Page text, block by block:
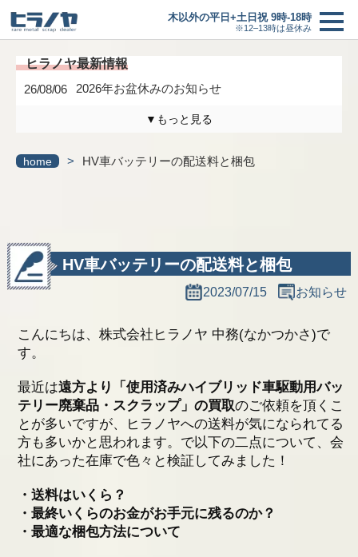
木以外の平日+土日祝 9時-18時
※12–13時は昼休み
買取の流れ
ヒラノヤブログ
会社概要
基板の仕分け
アクセス
採用情報
26/08/06 2026年お盆休みのお知らせ
▼もっと見る
home > HV車バッテリーの配送料と梱包
HV車バッテリーの配送料と梱包
2023/07/15 お知らせ
こんにちは、株式会社ヒラノヤ 中務(なかつかさ)で
す。
最近は遠方より「使用済みハイブリッド車駆動用バッ
テリー廃棄品・スクラップ」の買取のご依頼を頂くこ
とが多いですが、ヒラノヤへの送料が気になられてる
方も多いかと思われます。で以下の二点について、会
社にあった在庫で色々と検証してみました！
・送料はいくら？
・最終いくらのお金がお手元に残るのか？
・最適な梱包方法について